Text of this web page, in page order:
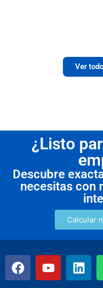
Ver
¿Listo
Descubre
necesitas con
Calcular